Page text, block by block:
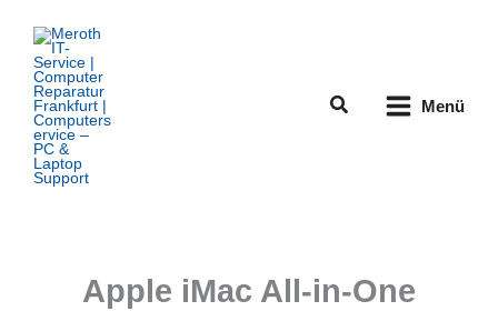
Inhalt
springen
Suchen Menü
Apple iMac All-in-One